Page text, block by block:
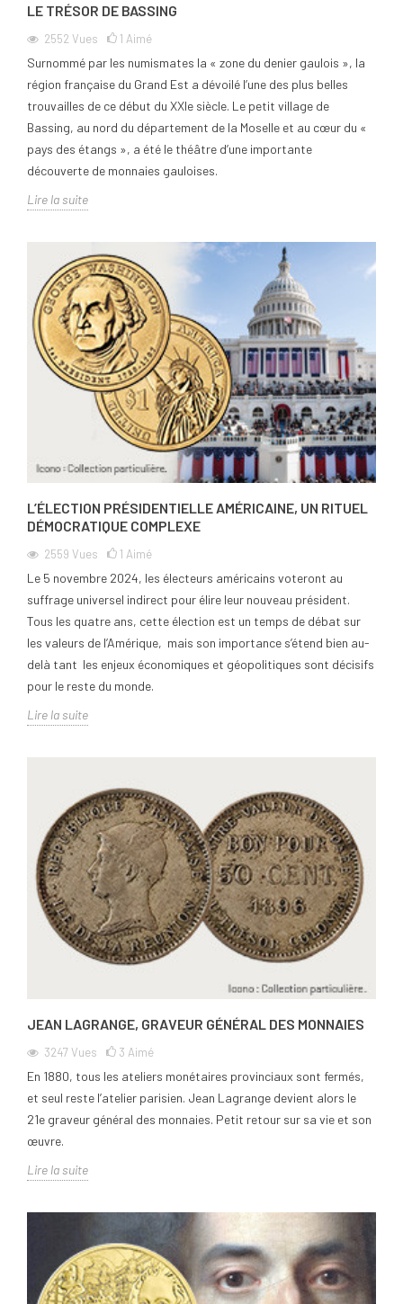
LE TRÉSOR DE BASSING
2552 Vues 1 Aimé
Surnommé par les numismates la « zone du denier gaulois », la
région française du Grand Est a dévoilé l’une des plus belles
trouvailles de ce début du XXIe siècle. Le petit village de
Bassing, au nord du département de la Moselle et au cœur du «
pays des étangs », a été le théâtre d’une importante
découverte de monnaies gauloises.
Lire la suite
L’ÉLECTION PRÉSIDENTIELLE AMÉRICAINE, UN RITUEL
DÉMOCRATIQUE COMPLEXE
2559 Vues 1 Aimé
Le 5 novembre 2024, les électeurs américains voteront au
suffrage universel indirect pour élire leur nouveau président.
Tous les quatre ans, cette élection est un temps de débat sur
les valeurs de l’Amérique, mais son importance s’étend bien au-
delà tant les enjeux économiques et géopolitiques sont décisifs
pour le reste du monde.
Lire la suite
JEAN LAGRANGE, GRAVEUR GÉNÉRAL DES MONNAIES
3247Vues 3 Aimé
En 1880, tous les ateliers monétaires provinciaux sont fermés,
et seul reste l’atelier parisien. Jean Lagrange devient alors le
21e graveur général des monnaies. Petit retour sur sa vie et son
œuvre.
Lire la suite